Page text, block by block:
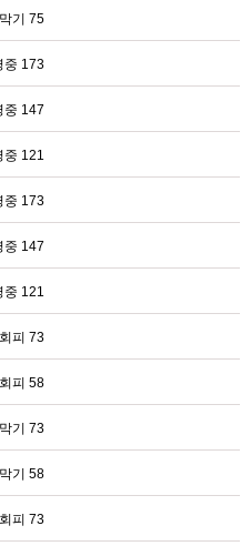
기 75
중 173
중 147
중 121
중 173
중 147
중 121
피 73
피 58
기 73
기 58
피 73